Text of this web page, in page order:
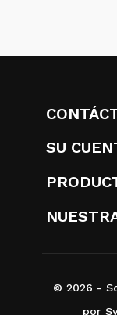
SU
© 2026 -
por